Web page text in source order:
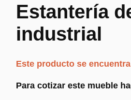
Estantería
industrial
Este producto se
Para cotizar este mueble